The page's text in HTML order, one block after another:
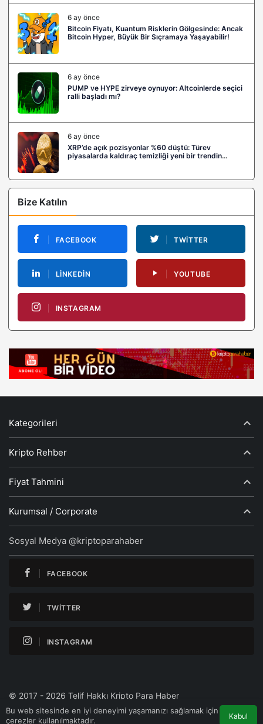
6 ay önce
Bitcoin Fiyatı, Kuantum Risklerin Gölgesinde: Ancak
Bitcoin Hyper, Büyük Bir Sıçramaya Yaşayabilir!
6 ay önce
PUMP ve HYPE zirveye oynuyor: Altcoinlerde seçici
ralli başladı mı?
6 ay önce
XRP’de açık pozisyonlar %60 düştü: Türev
piyasalarda kaldıraç temizliği yeni bir trendin
Bize Katılın
FACEBOOK TWITTER
LINKEDIN YOUTUBE
INSTAGRAM
Bu web sitesinde en iyi deneyimi yaşamanızı sağlamak için
çerezler kullanılmaktadır.
Kabul
Kategorileri
Kripto Rehber
Fiyat Tahmini
Kurumsal / Corporate
Sosyal Medya @kriptoparahaber
FACEBOOK
TWITTER
INSTAGRAM
© 2017 - 2026 Telif Hakkı Kripto Para Haber